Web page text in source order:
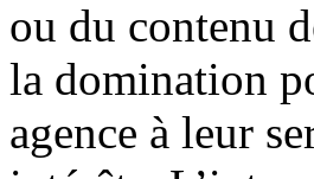
ou du contenu
la domination
agence à leur